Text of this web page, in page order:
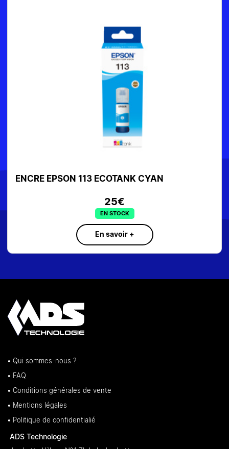
ENCRE EPSON 113 ECOTANK CYAN
25€
EN STOCK
En savoir +
• Qui sommes-nous ?
• FAQ
• Conditions générales de vente
• Mentions légales
• Politique de confidentialié
ADS Technologie